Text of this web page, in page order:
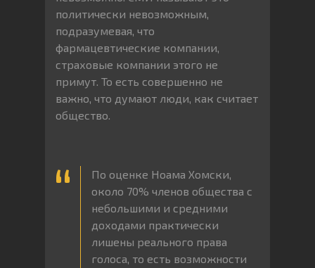
политически невозможным,
подразумевая, что
фармацевтические компании,
страховые компании этого не
примут. То есть совершенно не
важно, что думают люди, как считает
общество.
По оценке Ноама Хомски,
около 70% членов общества с
небольшими и средними
доходами практически
лишены реального права
голоса, то есть возможности